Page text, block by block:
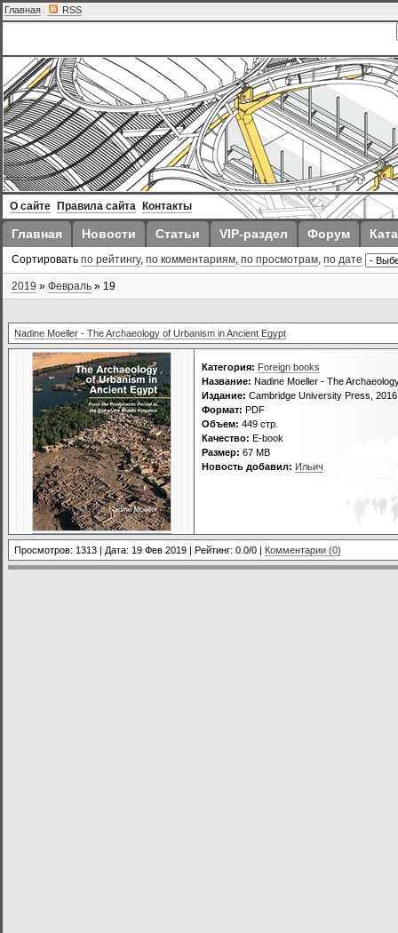
Главная | RSS
О сайте Правила сайта Контакты
Главная Новости Статьи VIP-раздел Форум
Сортировать по рейтингу, по комментариям, по просмотрам, по дате
2019 » Февраль » 19
Nadine Moeller - The Archaeology of Urbanism in Ancient Egypt
Категория: Foreign books
Название: Nadine Moeller - The
Издание: Cambridge University Press, 2016
Формат: PDF
Объем: 449 стр.
Качество: E-book
Размер: 67 МВ
Новость добавил: Ильич
Просмотров: 1313 | Дата: 19 Фев 2019 | Рейтинг: 0.0/0 | Комментарии (0)